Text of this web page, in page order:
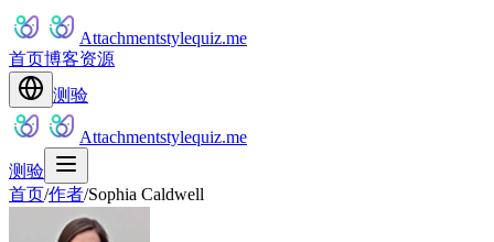
Attachmentstylequiz.me
首页博客资源
测验
Attachmentstylequiz.me
测验
首页/作者/Sophia Caldwell